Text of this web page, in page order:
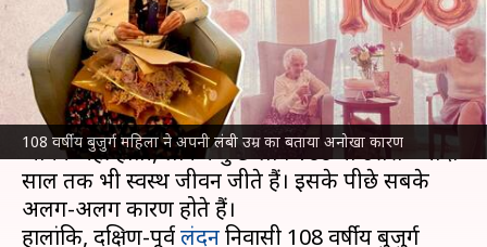
108 वर्षीय बुजुर्ग महिला ने अपनी लंबी उम्र का बताया अनोखा कारण
गौसिया Mar 23, 2023 11:51 am
क्या है खबर?
आजकल किसी व्यक्ति की औसतन उम्र 60-70 साल से
अधिक नहीं होती, लेकिन कुछ लोग 100 या उससे ज्यादा
साल तक भी स्वस्थ जीवन जीते हैं। इसके पीछे सबके
अलग-अलग कारण होते हैं।
हालांकि, दक्षिण-पूर्वलंदननिवासी 108 वर्षीय बुजुर्ग